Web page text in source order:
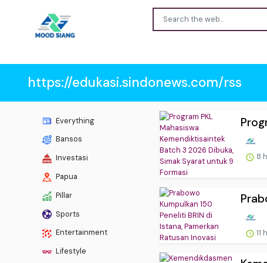
https://edukasi.sindonews.com/rss
Everything
Bansos
Investasi
Papua
Pillar
Sports
Entertainment
Lifestyle
8
11